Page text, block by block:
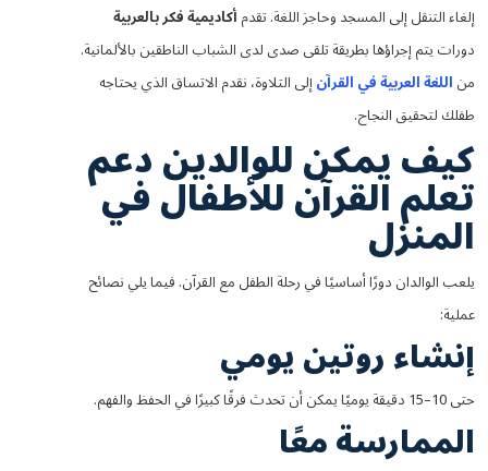
إلغاء التنقل إلى المسجد وحاجز اللغة. تقدمأكاديمية فكر بالعربية
دورات يتم إجراؤها بطريقة تلقى صدى لدى الشباب الناطقين بالألمانية.
مناللغة العربية في القرآنإلى التلاوة، نقدم الاتساق الذي يحتاجه
طفلك لتحقيق النجاح.
كيف يمكن للوالدين دعم
تعلم القرآن للأطفال في
المنزل
يلعب الوالدان دورًا أساسيًا في رحلة الطفل مع القرآن. فيما يلي نصائح
عملية:
إنشاء روتين يومي
حتى 10–15 دقيقة يوميًا يمكن أن تحدث فرقًا كبيرًا في الحفظ والفهم.
الممارسة معًا